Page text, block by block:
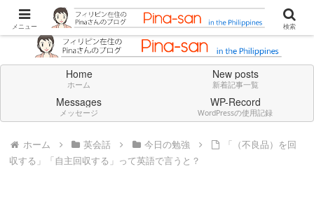
Don't think deeply. Feel always in English.
Home
ホーム
New posts
新着記事一覧
Messages
メッセージ
WP-Record
WordPressの使用記録
ホーム 英会話 今日の勉強
「（不良品）を回
収する」「自主回収する」って英語で言うと？
メニュー 検索